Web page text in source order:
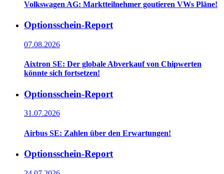
Volkswagen AG: Marktteilnehmer goutieren VWs Pläne!
Optionsschein-Report
07.08.2026
Aixtron SE: Der globale Abverkauf von Chipwerten
könnte sich fortsetzen!
Optionsschein-Report
31.07.2026
Airbus SE: Zahlen über den Erwartungen!
Optionsschein-Report